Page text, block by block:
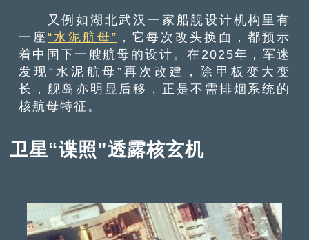
又例如湖北武汉一家船舰设计机构里有
一座“水泥航母” ，它每次改头换面，都预示
着中国下一艘航母的设计。在2025年，军迷
发现“水泥航母”再次改建，除甲板变大变
长，舰岛亦明显后移，正是不需排烟系统的
核航母特征。
卫星“谍照”透露核玄机